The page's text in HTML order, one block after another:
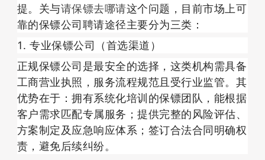
提。关与请保镖去哪请这个问题，目前市场上可
靠的保镖公司聘请途径主要分为三类：
1. 专业保镖公司（首选渠道）
正规保镖公司是最安全的选择，这类机构需具备
工商营业执照，服务流程规范且受行业监管。其
优势在于：拥有系统化培训的保镖团队，能根据
客户需求匹配专属服务；提供完整的风险评估、
方案制定及应急响应体系；签订合法合同明确权
责，避免后续纠纷。